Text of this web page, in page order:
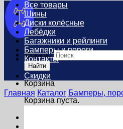
Искать:
Найти
Корзина
Корзина пуста.
Все товары
Шины
Диски колёсные
Лебёдки
Багажники и рейлинги
Бамперы и пороги
Контакты
Скидки
Главная Каталог Бамперы,